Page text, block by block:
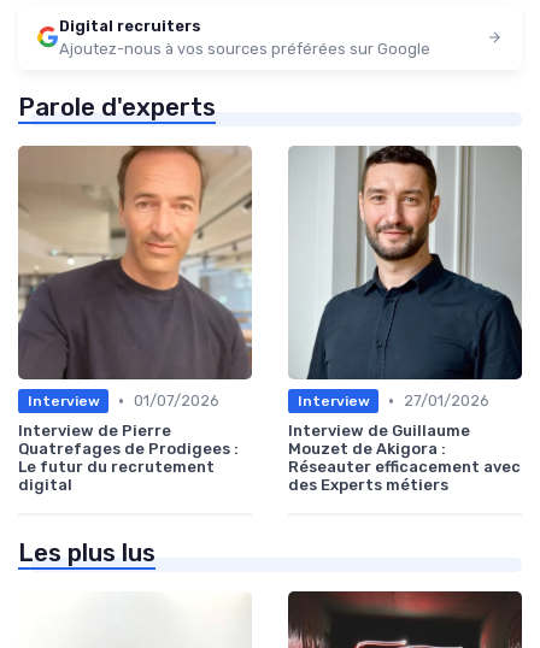
Digital recruiters
Ajoutez-nous à vos sources préférées sur Google
Parole d'experts
Interview • 01/07/2026
Interview de Pierre
Quatrefages de Prodigees :
Le futur du recrutement
digital
Interview •
27/01/2026
Interview de Guillaume
Mouzet de Akigora :
Réseauter efficacement avec
des Experts métiers
Les plus lus